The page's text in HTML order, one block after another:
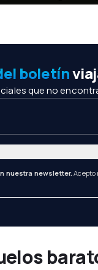
boletín
que no
nuestra newsletter. Acepto